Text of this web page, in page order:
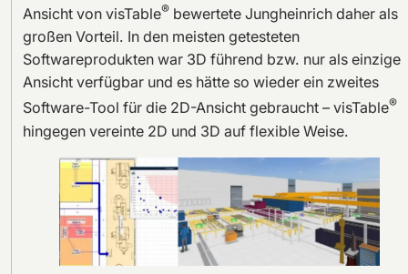
Ansicht von visTable®bewertete Jungheinrich daher als
großen Vorteil. In den meisten getesteten
Softwareprodukten war 3D führend bzw. nur als einzige
Ansicht verfügbar und es hätte so wieder ein zweites
Software-Tool für die 2D-Ansicht gebraucht – visTable®
hingegen vereinte 2D und 3D auf flexible Weise.